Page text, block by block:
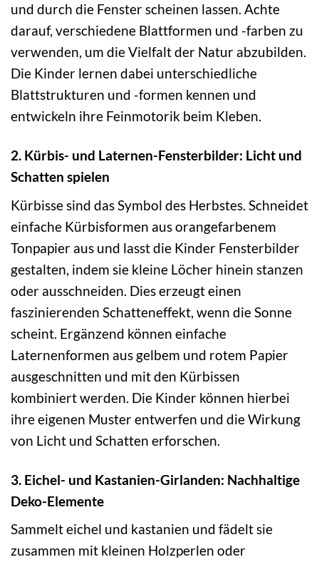
und durch die Fenster scheinen lassen. Achte
darauf, verschiedene Blattformen und -farben zu
verwenden, um die Vielfalt der Natur abzubilden.
Die Kinder lernen dabei unterschiedliche
Blattstrukturen und -formen kennen und
entwickeln ihre Feinmotorik beim Kleben.
2. Kürbis- und Laternen-Fensterbilder: Licht und
Schatten spielen
Kürbisse sind das Symbol des Herbstes. Schneidet
einfache Kürbisformen aus orangefarbenem
Tonpapier aus und lasst die Kinder Fensterbilder
gestalten, indem sie kleine Löcher hinein stanzen
oder ausschneiden. Dies erzeugt einen
faszinierenden Schatteneffekt, wenn die Sonne
scheint. Ergänzend können einfache
Laternenformen aus gelbem und rotem Papier
ausgeschnitten und mit den Kürbissen
kombiniert werden. Die Kinder können hierbei
ihre eigenen Muster entwerfen und die Wirkung
von Licht und Schatten erforschen.
3. Eichel- und Kastanien-Girlanden: Nachhaltige
Deko-Elemente
Sammelt eichel und kastanien und fädelt sie
zusammen mit kleinen Holzperlen oder